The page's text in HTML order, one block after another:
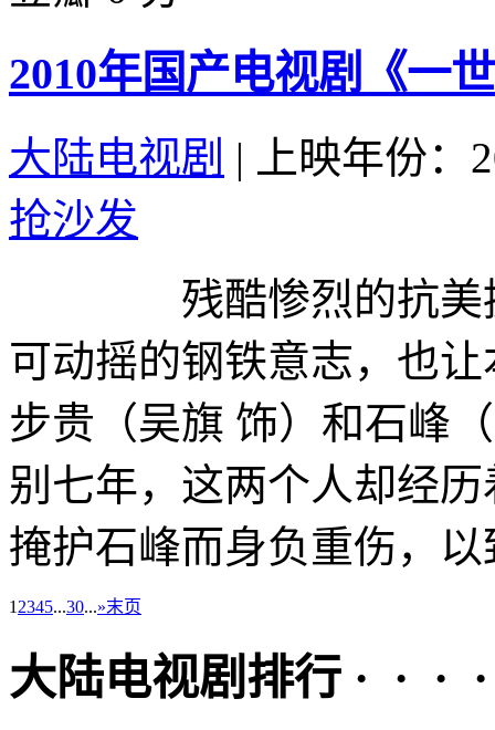
2010年国产电视剧《一
大陆电视剧 |
上映年份：
抢沙发
残酷惨烈的抗美援
可动摇的钢铁意志，也
步贵（吴旗 饰）和石峰
别七年，这两个人却经
掩护石峰而身负重伤，
1 2345...30...»末页
大陆电视剧排行 · · ·